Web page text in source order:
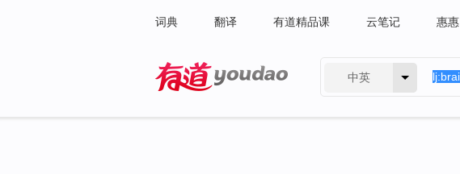
词典 翻译 有道精品课 云笔记 惠惠
中英